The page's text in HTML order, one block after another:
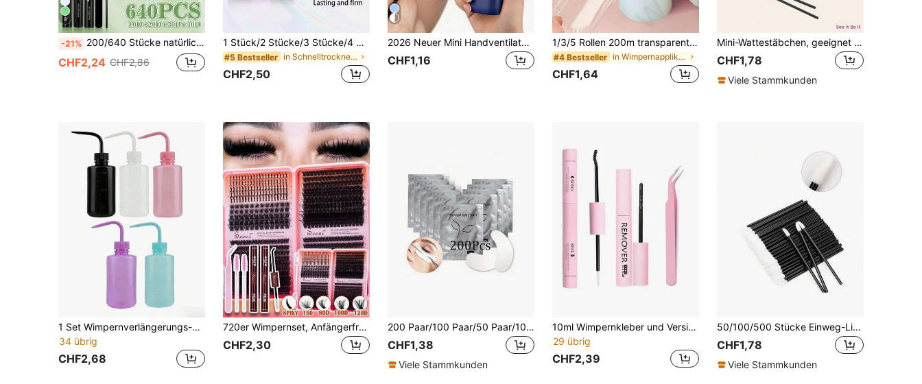
8
-21% 200/640 Stücke natürliche C-Curl Cluster-Kunstwimpern, 10D-100D gemischte Länge 10-16mm, natürliche und Katzenaugen-Stile, geeignet für verschiedene Make-up-Looks, vielseitige Wimpern, perfektes Make-up-Werkzeug für Frauen, anfängerfreundlich, wiederverwendbares Cluster-Wimpernset mit Kleber
CHF2,24 CHF2,86
1 Stück/2 Stücke/3 Stücke/4 Stücke/5 Stücke professioneller Wimpernverlängerungs-Kleber, 5ml/12ml, starke Fixierung, 1-2 Sekunden schnell trocknend, hält 6-7 Wochen, geringe Allergie, Plastikflasche, geeignet für DIY Wimpernbüschel, Wimpernkleber für Zuhause, Wimpernbüschel-Kleber, schwarz, hautfreundlich, schnell trocknend wasserfest, Einzelwimpern-Kleber, langanhaltend DIY Wimpernverlängerungs-Kleber, starker Wimpernkleber
#5 Bestseller in Schnelltrocknend Wimpernkleber
CHF2,50
2026 Neuer Mini Handventilator, 800mAh, mit digitaler Anzeige, leise Bedienung, geeignet für Büro, Wohnheim und Outdoor-Nutzung, wiederaufladbar. Tragbarer Handventilator, batteriebetrieben mit LED-Anzeige, 3-in-1 Hand-/Nacken-/Tischventilator, 90° faltbarer Tischventilator mit Ständer, Make-up-Ventilator für Frauen - perfektes Geschenk für Familie und Freunde zu Feiertagen oder Weihnachten.
CHF1,16
1/3/5 Rollen 200m transparenter Schönheitsfilm, geeignet für Wimpernkräuselung, Augenbrauenglättung, Lippen, Augenbrauentattoo, Kunststoffabdeckung, Entfernung von Wimpernverlängerungsklebstoff, Wimpernumformung
#4 Bestseller in Wimpernapplikatoren Wimpern Werkzeuge
CHF1,64
Mini-Wattestäbchen, geeignet für Wimpernverlängerungen, fusselfreier Lippen-Mikro-Applikator-Pinsel, Mascara-Pinsel, Zähne, Nägel, Eyeliner und Körperpflege (50/100/200/300/500/600/800 Stück)
CHF1,78
Viele Stammkunden
1 Set Wimpernverlängerungs-Kit, 150/250/500ml Kunststoff Wimpernreiniger, Tattoo Waschflasche, Gesichtsreiniger für Mitesser, Shampoo Bürste für Wimpernverlängerungs-Produkte
34 übrig
CHF2,68
720er Wimpernset, Anfängerfreundliches Wimpern-Kit, dicke DIY segmentierte Kunstwimpern, inklusive Kleber und Versiegelungskleber, Pinzette, Pinsel, vergrößernd, leicht und wiederverwendbar, große Kapazität Einzelwimpern, DIY weiche natürliche Wimpern
CHF2,30
200 Paar/100 Paar/50 Paar/10 Paar/5 Paar Wimpernverlängerung Isolationspads, rutschfeste Wimpernverlängerung Zubehör, geeignet für Wimpernverlängerung Werkzeuge, Wimpernverlängerung Isolationsschutz Werkzeuge, essentielles Wimpernverlängerung Set
CHF1,38
Viele Stammkunden
10ml Wimpernkleber und Versiegelung, 5ml Entferner, für falsche Wimpern, Wischig, langanhaltend, wasserfest, ganztägiger Tragekomfort, 2 in 1 Wimpernkleber und Versiegelung für DIY Wimpernverlängerungen, Wimpernkleber
29 übrig
CHF2,39
50/100/500 Stücke Einweg-Lippenpinsel, schwarze Mikro-Lippenapplikatoren, Wimpern-Reinigungswattestäbchen, Mini-Make-up-Werkzeuge
CHF1,78
Viele Stammkunden